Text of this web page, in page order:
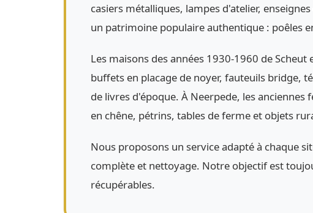
casiers métalliques, lampes d'atelier,
un patrimoine populaire authentique : poêles
Les maisons des années 1930-1960 de
buffets en placage de noyer, fauteuils bridge,
de livres d'époque. À Neerpede, les
en chêne, pétrins, tables de ferme et objets
Nous proposons un service adapté à chaque
complète et nettoyage. Notre objectif est
récupérables.